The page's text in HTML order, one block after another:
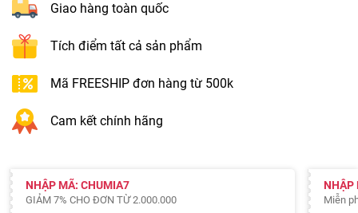
Giao hàng toàn quốc
Tích điểm tất cả sản phẩm
Mã FREESHIP đơn hàng từ 500k
Cam kết chính hãng
NHẬP MÃ: CHUMIA7
GIẢM 7% CHO ĐƠN TỪ 2.000.000
NHẬP
Miễn